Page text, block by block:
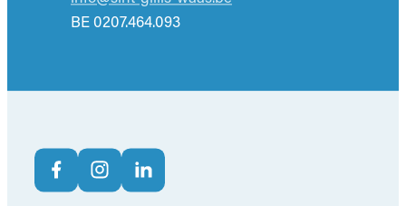
BTW nr.BE 0207.464.093
Volg ons op
FacebookInstagramLinkedIn